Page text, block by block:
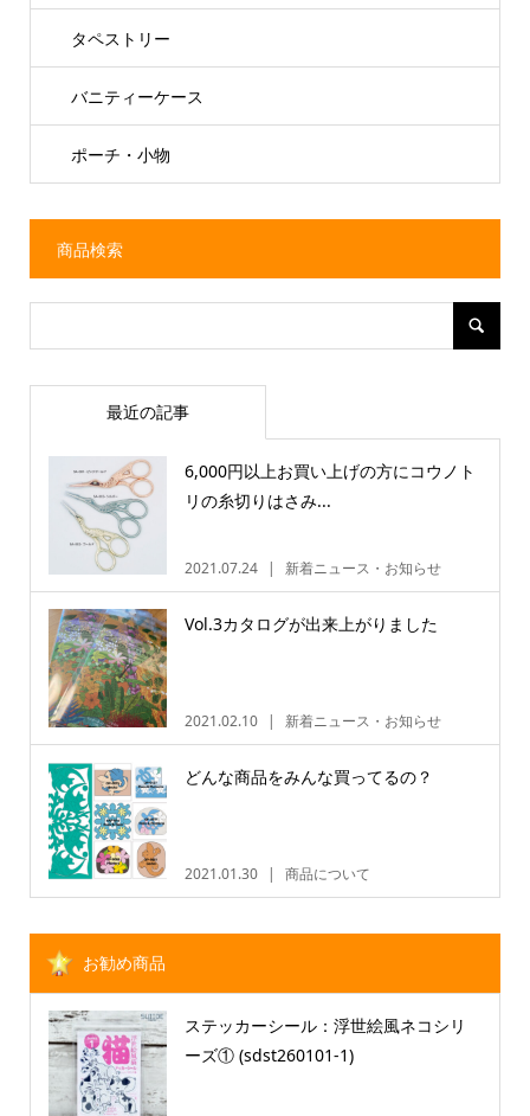
タペストリー
バニティーケース
ポーチ・小物
商品検索
最近の記事
6,000円以上お買い上げの方にコウノト
リの糸切りはさみ...
2021.07.24 新着ニュース・お知らせ
Vol.3カタログが出来上がりました
2021.02.10 新着ニュース・お知らせ
どんな商品をみんな買ってるの？
2021.01.30 商品について
お勧め商品
ステッカーシール：浮世絵風ネコシリ
ーズ① (sdst260101-1)